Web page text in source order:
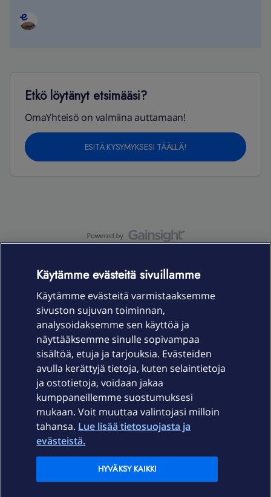
Etkö löytänyt etsimääsi?
OmaYhteisö on valmiina auttamaan!
ESITÄ KYSYMYKSESI TÄÄLLÄ!
Laitteet & liittymät
Palvelut
Ajankohtaista
Elisa Oyj
Käytämme evästeitä sivuillamme
Käytämme evästeitä varmistaaksemme
sivuston sujuvan toiminnan,
analysoidaksemme sen käyttöä ja
näyttääksemme sinulle sopivampaa
sisältöä, etuja ja tarjouksia. Evästeiden
avulla kerättyjä tietoja, kuten selaintietoja
ja ostotietoja, voidaan jakaa
kumppaneillemme suostumuksesi
mukaan. Voit muuttaa valintojasi milloin
tahansa. Lue lisää tietosuojasta ja
evästeistä.
HYVÄKSY KAIKKI